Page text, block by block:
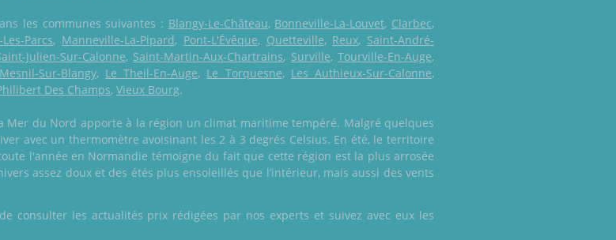
les communes suivantes : Blangy-Le-Château, Bonneville-La-Louvet, Clarbec,
Parcs, Manneville-La-Pipard, Pont-L'Évêque, Quetteville, Reux, Saint-André-
Julien-Sur-Calonne, Saint-Martin-Aux-Chartrains, Surville,Tourville-En-Auge,
Sur-Blangy, Le Theil-En-Auge, Le Torquesne, Les Authieux-Sur-Calonne,
Des Champs, Vieux Bourg.
Mer du Nord apporte à la région un climat maritime tempéré. Malgré quelques
avec un thermomètre avoisinant les 2 à 3 degrés Celsius. En été, le territoire
l'année en Normandie témoigne du fait que cette région est la plus arrosée
assez doux et des étés plus ensoleillés que l’intérieur, mais aussi des vents
consulter les actualités prix rédigées par nos experts et suivez avec eux les